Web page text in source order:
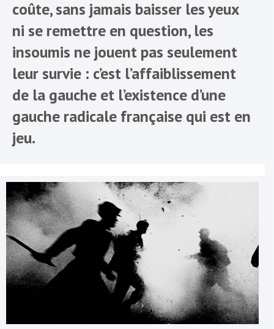
coûte, sans jamais baisser les yeux
ni se remettre en question, les
insoumis ne jouent pas seulement
leur survie : c’est l’affaiblissement
de la gauche et l’existence d’une
gauche radicale française qui est en
jeu.